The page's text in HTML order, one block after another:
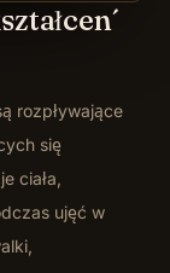
rozpływające
się
ciała,
ujęć w